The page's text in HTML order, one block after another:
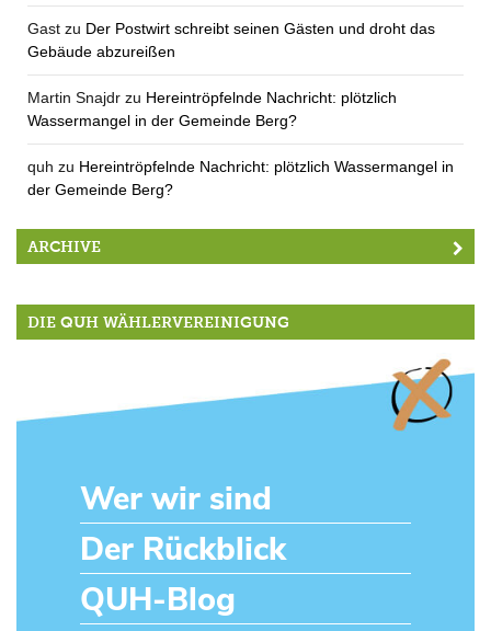
Gast zu Der Postwirt schreibt seinen Gästen und droht das
Gebäude abzureißen
Martin Snajdr zu Hereintröpfelnde Nachricht: plötzlich
Wassermangel in der Gemeinde Berg?
quh zu Hereintröpfelnde Nachricht: plötzlich Wassermangel in
der Gemeinde Berg?
ARCHIVE
DIE QUH WÄHLERVEREINIGUNG
Wer wir sind
Der Rückblick
QUH-Blog